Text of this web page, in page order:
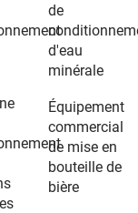
de
d'eau
minérale
Équipement
commercial
de mise en
bouteille de
bière